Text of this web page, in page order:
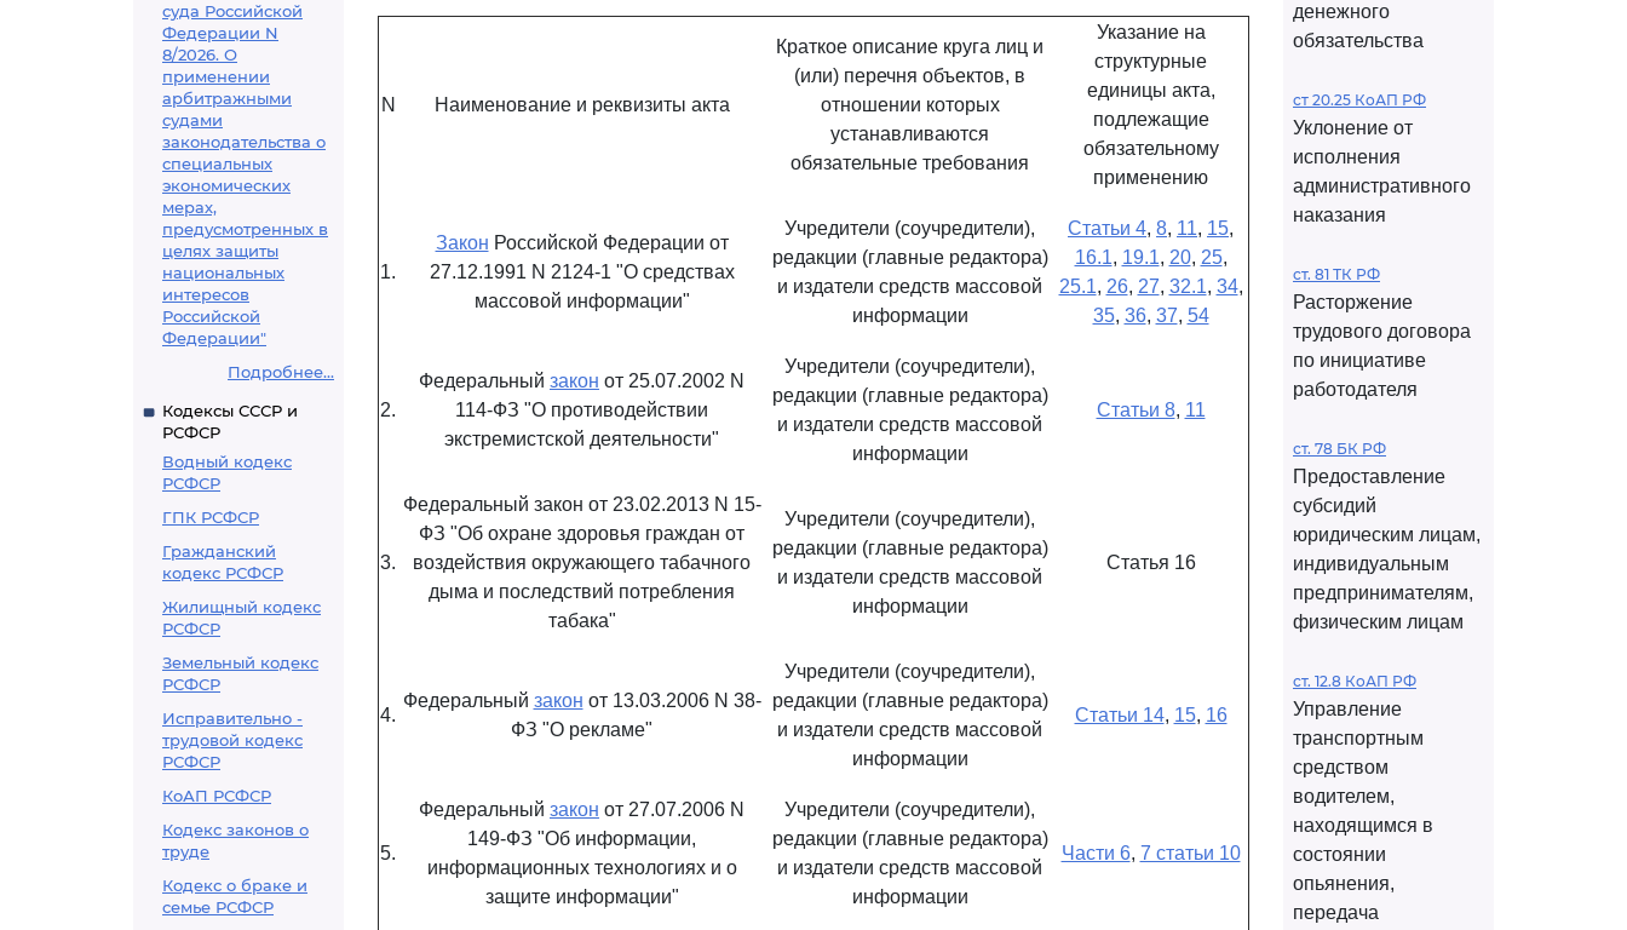
суда Российской
Федерации N
8/2026. О
применении
арбитражными
судами
законодательства о
специальных
экономических
мерах,
предусмотренных в
целях защиты
национальных
интересов
Российской
Федерации"
Подробнее...
Кодексы СССР и
РСФСР
Водный кодекс
РСФСР
ГПК РСФСР
Гражданский
кодекс РСФСР
Жилищный кодекс
РСФСР
Земельный кодекс
РСФСР
Исправительно -
трудовой кодекс
РСФСР
КоАП РСФСР
Кодекс законов о
труде
Кодекс о браке и
семье РСФСР
N Наименование и реквизиты акта
Краткое описание круга лиц и
(или) перечня объектов, в
отношении которых
устанавливаются
обязательные требования
Указание на
структурные
единицы акта,
подлежащие
обязательному
применению
1.
Закон Российской Федерации от
27.12.1991 N 2124-1 "О средствах
массовой информации"
Учредители (соучредители),
редакции (главные редактора)
и издатели средств массовой
информации
Статьи 4, 8, 11, 15,
16.1, 19.1, 20, 25,
25.1, 26, 27, 32.1, 34,
35, 36, 37, 54
2.
Федеральный закон от 25.07.2002 N
114-ФЗ "О противодействии
экстремистской деятельности"
Учредители (соучредители),
редакции (главные редактора)
и издатели средств массовой
информации
Статьи 8, 11
3.
Федеральный закон от 23.02.2013 N 15-
ФЗ "Об охране здоровья граждан от
воздействия окружающего табачного
дыма и последствий потребления
табака"
Учредители (соучредители),
редакции (главные редактора)
и издатели средств массовой
информации
Статья 16
4.
Федеральный закон от 13.03.2006 N 38-
ФЗ "О рекламе"
Учредители (соучредители),
редакции (главные редактора)
и издатели средств массовой
информации
Статьи 14, 15, 16
5.
Федеральный закон от 27.07.2006 N
149-ФЗ "Об информации,
информационных технологиях и о
защите информации"
Учредители (соучредители),
редакции (главные редактора)
и издатели средств массовой
информации
Части 6, 7 статьи 10
денежного
обязательства
ст 20.25 КоАП РФ
Уклонение от
исполнения
административного
наказания
ст. 81 ТК РФ
Расторжение
трудового договора
по инициативе
работодателя
ст. 78 БК РФ
Предоставление
субсидий
юридическим лицам,
индивидуальным
предпринимателям,
физическим лицам
ст. 12.8 КоАП РФ
Управление
транспортным
средством
водителем,
находящимся в
состоянии
опьянения,
передача